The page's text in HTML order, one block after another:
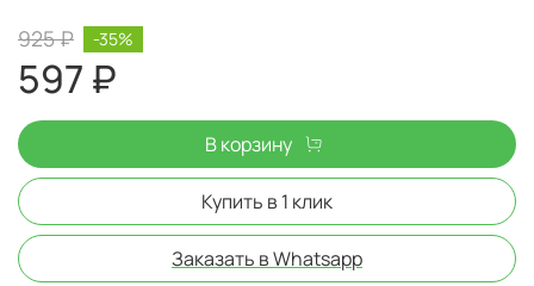
925 ₽
597 ₽
-35%
В корзину
Купить в 1 клик
Заказать в Whatsapp